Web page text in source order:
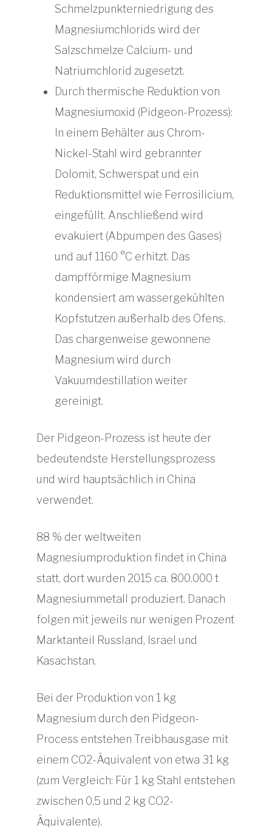
Schmelzpunkterniedrigung des
Magnesiumchlorids wird der
Salzschmelze Calcium- und
Natriumchlorid zugesetzt.
Durch thermische Reduktion von
Magnesiumoxid (Pidgeon-Prozess):
In einem Behälter aus Chrom-
Nickel-Stahl wird gebrannter
Dolomit, Schwerspat und ein
Reduktionsmittel wie Ferrosilicium,
eingefüllt. Anschließend wird
evakuiert (Abpumpen des Gases)
und auf 1160 °C erhitzt. Das
dampfförmige Magnesium
kondensiert am wassergekühlten
Kopfstutzen außerhalb des Ofens.
Das chargenweise gewonnene
Magnesium wird durch
Vakuumdestillation weiter
gereinigt.
Der Pidgeon-Prozess ist heute der
bedeutendste Herstellungsprozess
und wird hauptsächlich in China
verwendet.
88 % der weltweiten
Magnesiumproduktion findet in China
statt, dort wurden 2015 ca. 800.000 t
Magnesiummetall produziert. Danach
folgen mit jeweils nur wenigen Prozent
Marktanteil Russland, Israel und
Kasachstan.
Bei der Produktion von 1 kg
Magnesium durch den Pidgeon-
Process entstehen Treibhausgase mit
einem CO2-Äquivalent von etwa 31 kg
(zum Vergleich: Für 1 kg Stahl entstehen
zwischen 0,5 und 2 kg CO2-
Äquivalente).